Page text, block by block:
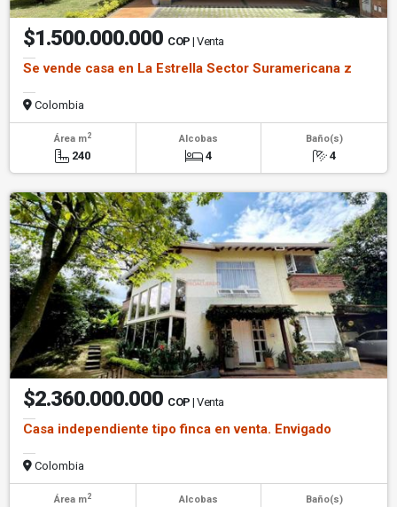
$1.500.000.000 COP | Venta
Se vende casa en La Estrella Sector Suramericana z
Colombia
Área m2
240
Alcobas
4
Baño(s)
4
$2.360.000.000 COP | Venta
Casa independiente tipo finca en venta. Envigado
Colombia
Área m2 Alcobas Baño(s)